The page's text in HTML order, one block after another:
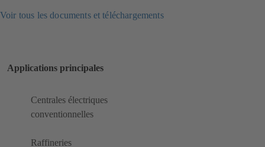
Voir tous les documents et téléchargements
Applications principales
Centrales électriques
conventionnelles
Raffineries